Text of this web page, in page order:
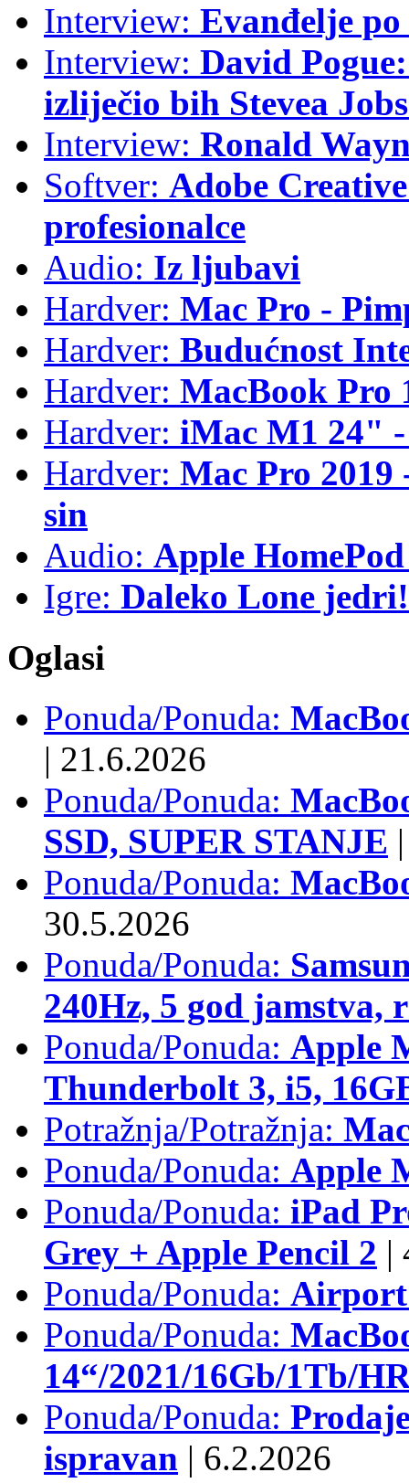
Interview: Evanđelje
Interview: David
izliječio bih Stevea
Interview: Ronald
Softver: Adobe
profesionalce
Audio: Iz ljubavi
Hardver: Mac Pro -
Hardver: Budućnost
Hardver: MacBook Pro
Hardver: iMac M1 24"
Hardver: Mac Pro
sin
Audio: Apple
Igre: Daleko Lone jedri!
Oglasi
Ponuda/Ponuda:
| 21.6.2026
Ponuda/Ponuda:
SSD, SUPER STANJE |
Ponuda/Ponuda:
30.5.2026
Ponuda/Ponuda:
240Hz, 5 god jamstva,
Ponuda/Ponuda: Apple
Thunderbolt 3, i5,
Potražnja/Potražnja:
Ponuda/Ponuda: Apple
Ponuda/Ponuda: iPad
Grey + Apple Pencil 2 |
Ponuda/Ponuda: Airport
Ponuda/Ponuda:
14“/2021/16Gb/1Tb/
Ponuda/Ponuda:
ispravan | 6.2.2026